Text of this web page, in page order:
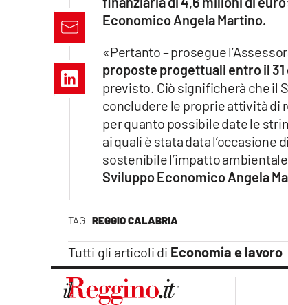
Vai
TAG REGGIO CALABRIA
Tutti gli articoli di Economia e lavoro
Economico Angela Martino.
«Pertanto – prosegue
proposte progettuali entro il
previsto. Ciò significherà che il
concludere le proprie attività di
per quanto possibile date le
ai quali è stata data
sostenibile l’impatto
Sviluppo Economico Angela